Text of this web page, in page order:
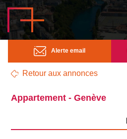
Alerte email
Retour aux annonces
Appartement - Genève